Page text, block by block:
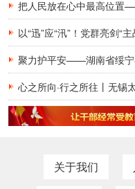
以“迅”应“汛”！党群亮剑“
聚力护平安——湖南省绥宁
关于我们